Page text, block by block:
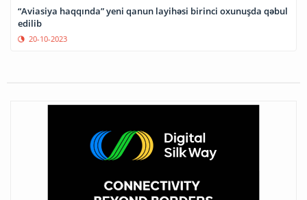
“Aviasiya haqqında” yeni qanun layihəsi birinci oxunuşda qəbul
edilib
20-10-2023